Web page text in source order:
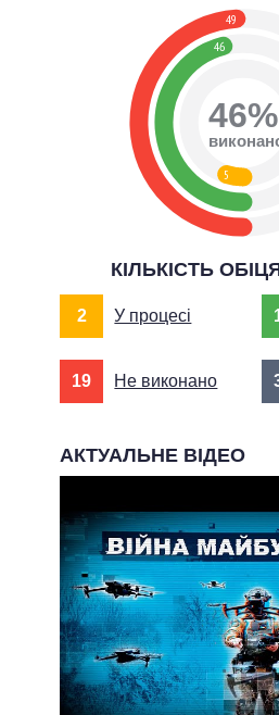
49
46
5
46%
КІЛЬКІСТЬ
2 У процесі
19 Не виконано
АКТУАЛЬНЕ ВІДЕО